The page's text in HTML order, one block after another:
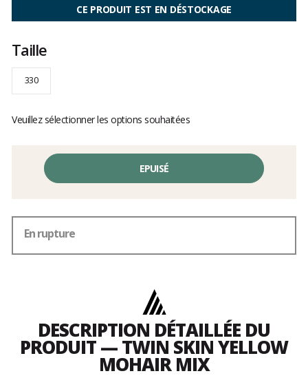
CE PRODUIT EST EN DÉSTOCKAGE
Taille
330
Veuillez sélectionner les options souhaitées
EPUISÉ
En rupture
DESCRIPTION DÉTAILLÉE DU
PRODUIT — TWIN SKIN YELLOW
MOHAIR MIX